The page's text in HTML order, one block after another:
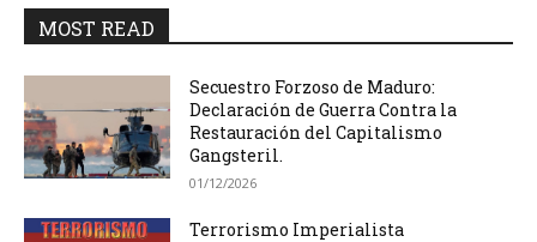
MOST READ
Secuestro Forzoso de Maduro:
Declaración de Guerra Contra la
Restauración del Capitalismo
Gangsteril.
01/12/2026
Terrorismo Imperialista